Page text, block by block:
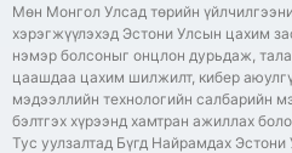
Мөн Монгол Улсад төрийн
хэрэгжүүлэхэд Эстони Улсын цахим
нэмэр болсоныг онцлон дурьдаж,
цаашдаа цахим шилжилт, кибер
мэдээллийн технологийн салбарийн
бэлтгэх хүрээнд хамтран ажиллах
Тус уулзалтад Бүгд Найрамдах